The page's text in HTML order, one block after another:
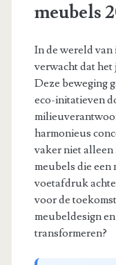
meubels
In de wereld
verwacht dat het
Deze beweging
eco-initatieven
harmonieus
vaker niet alleen
meubels die een
voetafdruk
voor de
meubeldesign
transformeren?